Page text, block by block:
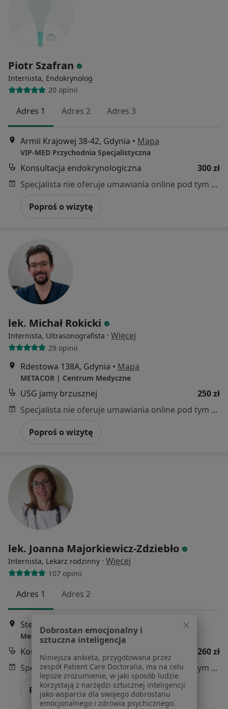
Piotr Szafran
Internista, Endokrynolog
20 opinii
Adres 1 Adres 2 Adres 3
Armii Krajowej 38-42, Gdynia • Mapa
VIP-MED Przychodnia Specjalistyczna
Konsultacja endokrynologiczna
300 zł
Specjalista nie oferuje umawiania online pod tym adresem.
Poproś o wizytę
lek. Michał Rokicki
Internista, Ultrasonografista · Więcej
29 opinii
Rdestowa 138A, Gdynia • Mapa
METACOR | Centrum Medyczne
USG jamy brzusznej
250 zł
Specjalista nie oferuje umawiania online pod tym adresem.
Poproś o wizytę
lek. Joanna Majorkiewicz-Zdziebło
Internista, Lekarz rodzinny · Więcej
107 opinii
Adres 1 Adres 2
Stefana Batorego 9/u3, Gdynia •
Medyczna Gdynia
Konsultacja internistyczna
260 zł
Specjalista nie oferuje umawiania online pod tym adresem.
Poproś o wizytę
Dobrostan emocjonalny i
sztuczna inteligencja
Niniejsza ankieta, przygotowana przez
zespół Patient Care Doctoralia, ma na celu
lepsze zrozumienie, w jaki sposób ludzie
korzystają z narzędzi sztucznej inteligencji
jako wsparcia dla swojego dobrostanu
emocjonalnego i zdrowia psychicznego.